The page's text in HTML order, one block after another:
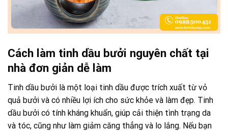
Cách làm tinh dầu bưởi nguyên chất tại
nhà đơn giản dễ làm
Tinh dầu bưởi là một loại tinh dầu được trích xuất từ vỏ
quả bưởi và có nhiều lợi ích cho sức khỏe và làm đẹp. Tinh
dầu bưởi có tính kháng khuẩn, giúp cải thiện tình trạng da
và tóc, cũng như làm giảm căng thẳng và lo lắng. Nếu bạn